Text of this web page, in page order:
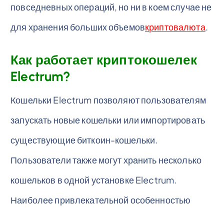
повседневных операций, но ни в коем случае не
для хранения больших объемовкриптовалюта.
Как работает криптокошелек
Electrum?
Кошельки Electrum позволяют пользователям
запускать новые кошельки или импортировать
существующие биткоин-кошельки.
Пользователи также могут хранить несколько
кошельков в одной установке Electrum.
Наиболее привлекательной особенностью